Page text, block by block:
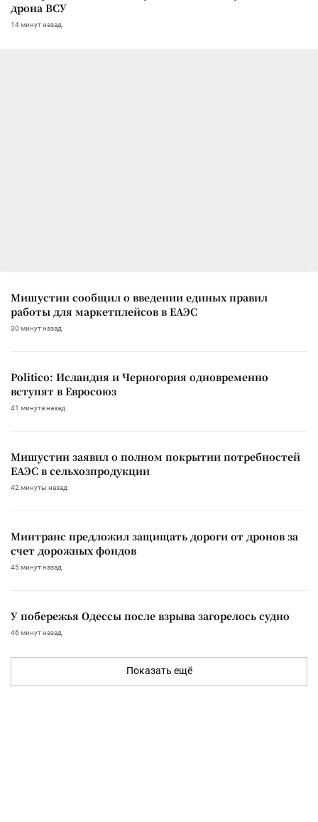
дрона ВСУ
14 минут назад
Мишустин сообщил о введении единых правил
работы для маркетплейсов в ЕАЭС
30 минут назад
Politico: Исландия и Черногория одновременно
вступят в Евросоюз
41 минута назад
Мишустин заявил о полном покрытии потребностей
ЕАЭС в сельхозпродукции
42 минуты назад
Минтранс предложил защищать дороги от дронов за
счет дорожных фондов
45 минут назад
У побережья Одессы после взрыва загорелось судно
46 минут назад
Показать ещё